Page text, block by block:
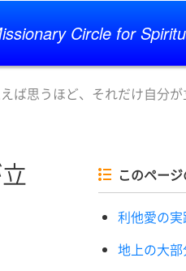
Circle for
ば思うほど、それだけ自分が
このペー
利他愛の
地上の大